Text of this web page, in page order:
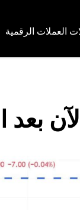
العملات الرقمية